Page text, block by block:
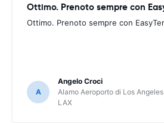
Ottimo. Prenoto sempre con
A
Angelo Croci
Alamo Aeroporto di Los
LAX